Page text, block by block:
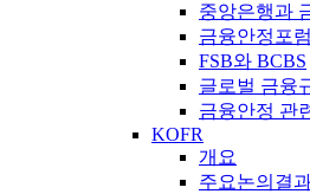
중앙은행과
금융안정포럼
FSB와 BCBS
글로벌 금융
금융안정 관
KOFR
개요
주요논의결